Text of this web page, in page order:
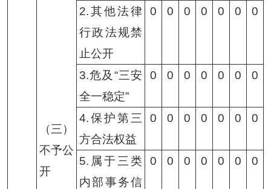
（三）
不予公
开
2.其他法律
行政法规禁
止公开
0 0 0 0 0 0 0
3.危及“三安
全一稳定”
0 0 0 0 0 0 0
4.保护第三
方合法权益
0 0 0 0 0 0 0
5.属于三类
内部事务信
0 0 0 0 0 0 0